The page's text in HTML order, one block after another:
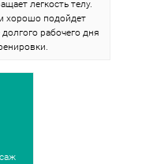
легкость телу.
хорошо подойдет
долгого рабочего дня